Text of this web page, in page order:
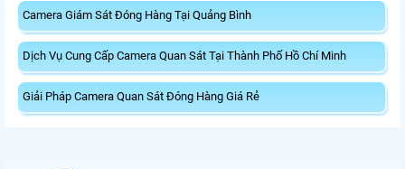
Camera Giám Sát Đóng Hàng Tại Quảng Bình
Dịch Vụ Cung Cấp Camera Quan Sát Tại Thành Phố Hồ Chí Minh
Giải Pháp Camera Quan Sát Đóng Hàng Giá Rẻ